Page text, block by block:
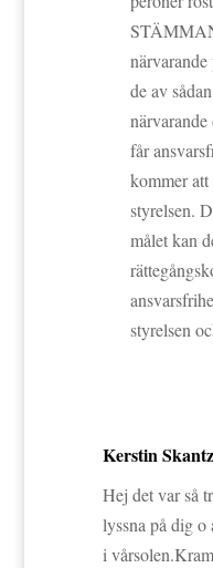
de av
får
kommer
styrelsen.
målet kan
styrelsen
Kerstin
Hej det var så
lyssna på dig o
i